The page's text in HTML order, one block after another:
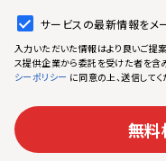
サービスの最新情報をメ
入力いただいた情報はより良いご提
ス提供企業から委託を受けた者を含
シーポリシー に同意の上、送信してく
無料